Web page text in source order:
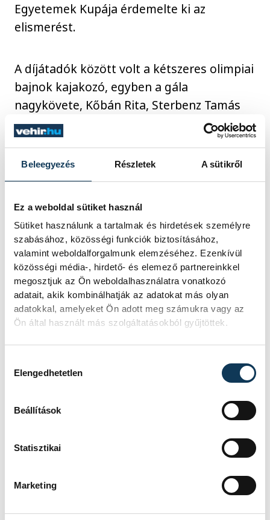
Beleegyezés Részletek A sütikről
Ez a weboldal sütiket használ
Sütiket használunk a tartalmak és hirdetések személyre
szabásához, közösségi funkciók biztosításához,
valamint weboldalforgalmunk elemzéséhez. Ezenkívül
közösségi média-, hirdető- és elemező partnereinkkel
megosztjuk az Ön weboldalhasználatra vonatkozó
adatait, akik kombinálhatják az adatokat más olyan
adatokkal, amelyeket Ön adott meg számukra vagy az
Ön által használt más szolgáltatásokból gyűjtöttek.
Elengedhetetlen
Beállítások
Statisztikai
Marketing
Egyetemek Kupája érdemelte ki az
elismerést.
A díjátadók között volt a kétszeres olimpiai
bajnok kajakozó, egyben a gála
nagykövete, Kőbán Rita, Sterbenz Tamás
és Mocsai Lajos, a Magyar Testnevelési és
Sporttudományi Egyetem jelenlegi és
korábbi rektora, Rofusz Ferenc Oscar-díjas
filmrendező és Tarek Souei, az Ázsiai
Ugyancsak díjat adott át Schmidt Ádám
sportért felelős államtitkár, Risztov Éva
olimpiai bajnok úszó, Antonín Panenka
Európa-bajnok cseh labdarúgó, és Papp
Dániel, az MTVA vezérigazgatója. Ott volt a
színpadon a német tornász Eberhard
Gienger, a Gienger-szaltó atyja,
videóüzenetben pedig "feltűnt" a gálán
Wenger legendás futballedző is.